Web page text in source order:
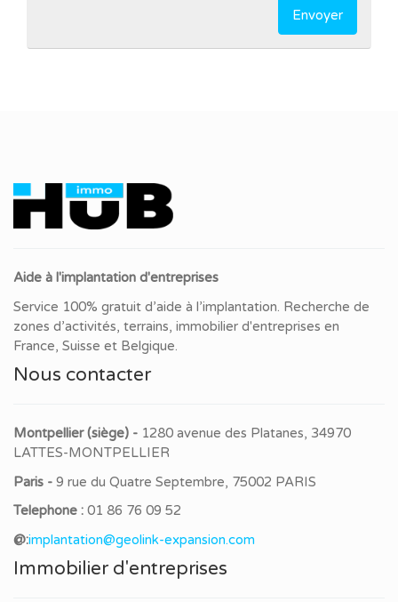
Envoyer
Aide à l'implantation d'entreprises
Service 100% gratuit d’aide à l’implantation. Recherche de
zones d’activités, terrains, immobilier d'entreprises en
France, Suisse et Belgique.
Nous contacter
Montpellier (siège) - 1280 avenue des Platanes, 34970
LATTES-MONTPELLIER
Paris - 9 rue du Quatre Septembre, 75002 PARIS
Telephone : 01 86 76 09 52
@:implantation@geolink-expansion.com
Immobilier d'entreprises